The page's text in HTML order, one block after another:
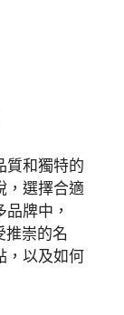
質和獨特的
，選擇合適
牌中，
崇的名
，以及如何